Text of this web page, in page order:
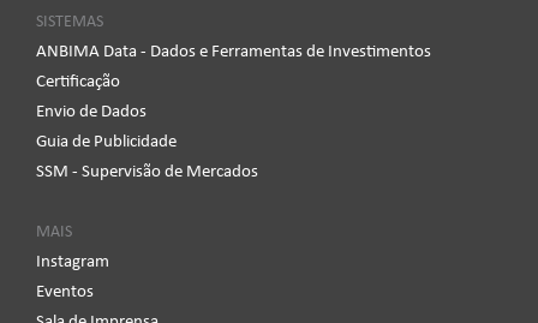
SISTEMAS
ANBIMA Data - Dados e Ferramentas de Investimentos
Certificação
Envio de Dados
Guia de Publicidade
SSM - Supervisão de Mercados
MAIS
Instagram
Eventos